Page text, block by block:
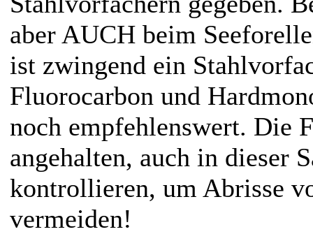
aber AUCH beim
ist zwingend ein
Fluorocarbon und
noch empfehlenswert. Die
angehalten, auch in dieser
kontrollieren, um Abrisse
vermeiden!